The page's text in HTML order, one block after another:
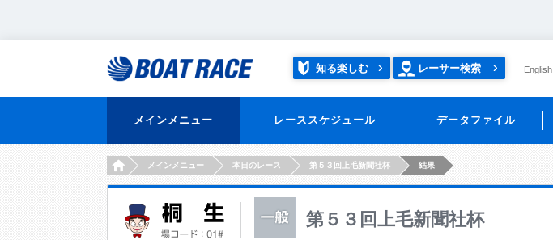
知る楽しむ レーサー検索 English
メインメニュー レーススケジュール データファイル
HOMEメインメニュー 本日のレース 第５３回上毛新聞社杯 結果
第５３回上毛新聞社杯